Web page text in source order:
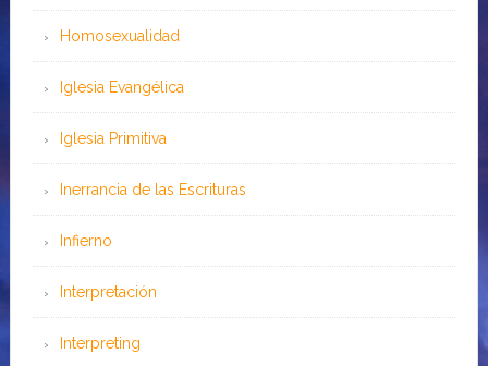
Homosexualidad
Iglesia Evangélica
Iglesia Primitiva
Inerrancia de las Escrituras
Infierno
Interpretación
Interpreting